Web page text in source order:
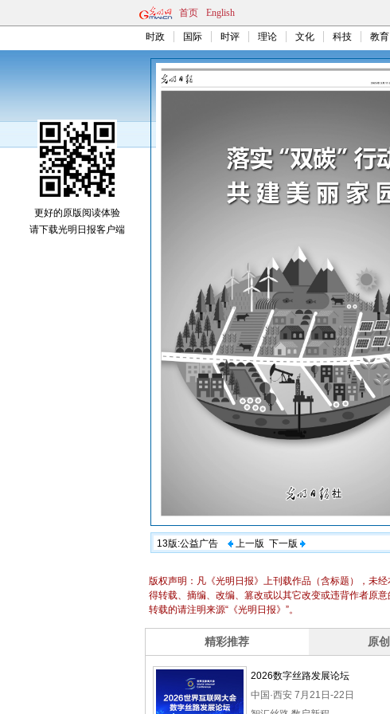
首页 English
时政 国际 时评 理论 文化 科技 教育
13版:公益广告 上一版 下一版
更好的原版阅读体验
请下载光明日报客户端